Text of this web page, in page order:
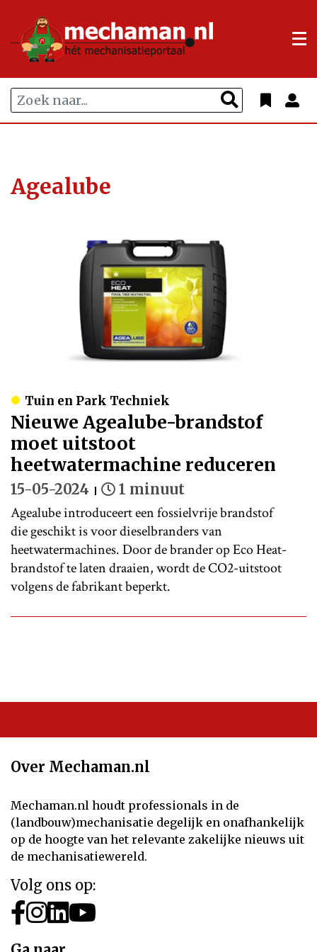
Agealube
Tuin en Park Techniek
Nieuwe Agealube-brandstof
moet uitstoot
heetwatermachine reduceren
15-05-2024 1 minuut
Agealube introduceert een fossielvrije brandstof
die geschikt is voor dieselbranders van
heetwatermachines. Door de brander op Eco Heat-
brandstof te laten draaien, wordt de CO2-uitstoot
volgens de fabrikant beperkt.
Over Mechaman.nl
Mechaman.nl houdt professionals in de
(landbouw)mechanisatie degelijk en onafhankelijk
op de hoogte van het relevante zakelijke nieuws uit
de mechanisatiewereld.
Volg ons op: